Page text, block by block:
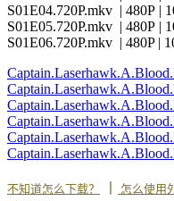
S01E04.720P.mkv | 480P |
S01E05.720P.mkv | 480P |
S01E06.720P.mkv | 480P |
不知道怎么下载？ 怎么使用